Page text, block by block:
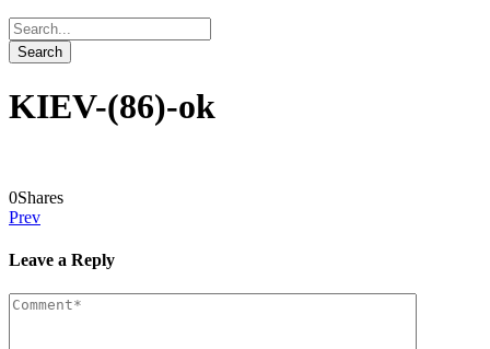
KIEV-(86)-ok
0Shares
Prev
Leave a Reply